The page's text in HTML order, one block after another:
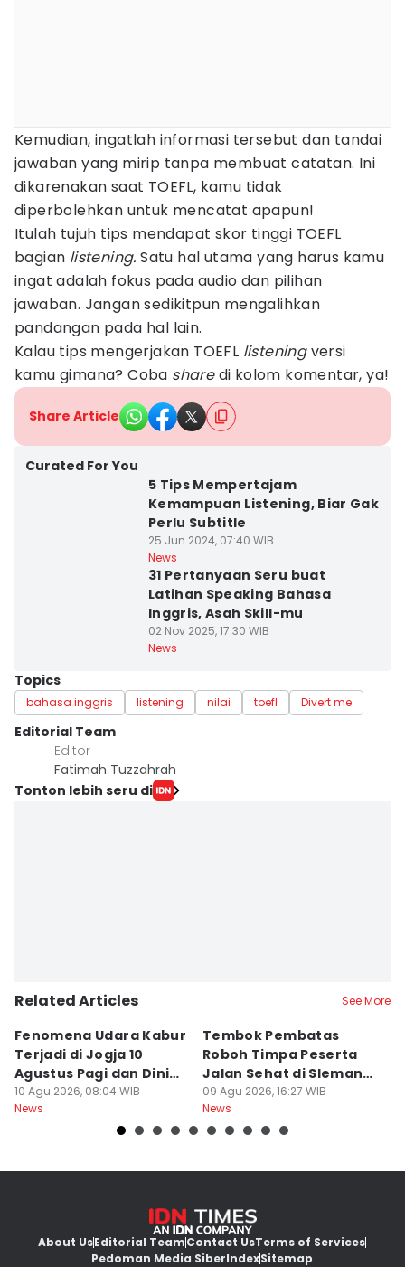
Kemudian, ingatlah informasi tersebut dan tandai
jawaban yang mirip tanpa membuat catatan. Ini
dikarenakan saat TOEFL, kamu tidak
diperbolehkan untuk mencatat apapun!
Itulah tujuh tips mendapat skor tinggi TOEFL
bagian listening. Satu hal utama yang harus kamu
ingat adalah fokus pada audio dan pilihan
jawaban. Jangan sedikitpun mengalihkan
pandangan pada hal lain.
Kalau tips mengerjakan TOEFL listeningversi
kamu gimana? Coba sharedi kolom komentar, ya!
Share Article
Curated For You
5 Tips Mempertajam
Kemampuan Listening, Biar Gak
Perlu Subtitle
25 Jun 2024, 07:40 WIB
News
31 Pertanyaan Seru buat
Latihan Speaking Bahasa
Inggris, Asah Skill-mu
02 Nov 2025, 17:30 WIB
News
Topics
bahasa inggris listening nilai toefl Divert me
Editorial Team
Editor
Fatimah Tuzzahrah
Tonton lebih seru di
Related Articles See More
Fenomena Udara Kabur
Terjadi di Jogja 10
Agustus Pagi dan Dini
Hari
10 Agu 2026, 08:04 WIB
News
Tembok Pembatas
Roboh Timpa Peserta
Jalan Sehat di Sleman,
10 Orang Luka
09 Agu 2026, 16:27 WIB
News
About UsEditorial TeamContact UsTerms of Services
Pedoman Media SiberIndexSitemap